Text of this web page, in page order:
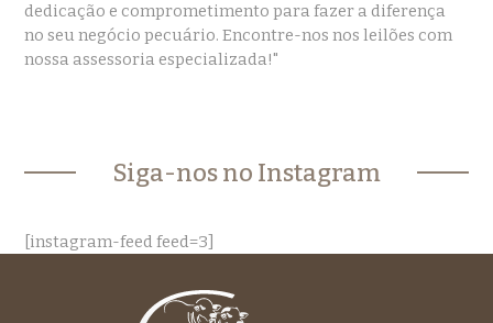
dedicação e comprometimento para fazer a diferença
no seu negócio pecuário. Encontre-nos nos leilões com
nossa assessoria especializada!"
Siga-nos no Instagram
[instagram-feed feed=3]